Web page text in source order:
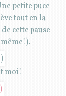
petite puce
tout en la
cette pause
moi!